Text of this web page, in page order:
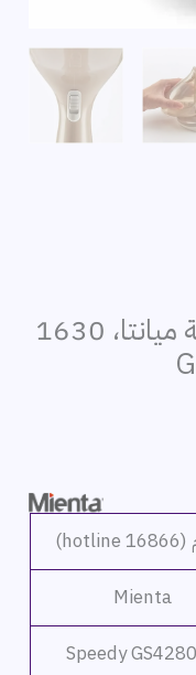
مكواة ملابس بخار محمولة ميانتا، 1630
Mienta
Speedy